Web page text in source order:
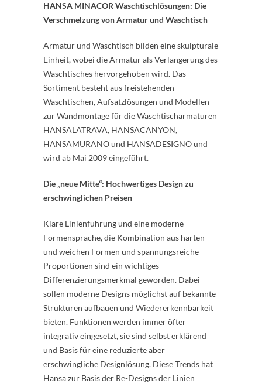
HANSA MINACOR Waschtischlösungen: Die
Verschmelzung von Armatur und Waschtisch
Armatur und Waschtisch bilden eine skulpturale
Einheit, wobei die Armatur als Verlängerung des
Waschtisches hervorgehoben wird. Das
Sortiment besteht aus freistehenden
Waschtischen, Aufsatzlösungen und Modellen
zur Wandmontage für die Waschtischarmaturen
HANSALATRAVA, HANSACANYON,
HANSAMURANO und HANSADESIGNO und
wird ab Mai 2009 eingeführt.
Die „neue Mitte“: Hochwertiges Design zu
erschwinglichen Preisen
Klare Linienführung und eine moderne
Formensprache, die Kombination aus harten
und weichen Formen und spannungsreiche
Proportionen sind ein wichtiges
Differenzierungsmerkmal geworden. Dabei
sollen moderne Designs möglichst auf bekannte
Strukturen aufbauen und Wiedererkennbarkeit
bieten. Funktionen werden immer öfter
integrativ eingesetzt, sie sind selbst erklärend
und Basis für eine reduzierte aber
erschwingliche Designlösung. Diese Trends hat
Hansa zur Basis der Re-Designs der Linien